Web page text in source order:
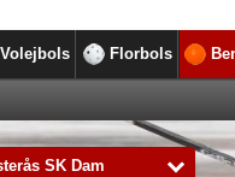
Volejbols Florbols
SK Dam